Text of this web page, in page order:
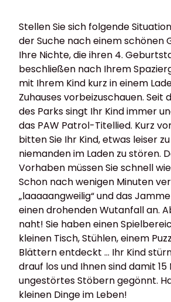
Stellen Sie sich folgende
der Suche nach einem schönen
Ihre Nichte, die ihren 4.
beschließen nach Ihrem
mit Ihrem Kind kurz in einem
Zuhauses vorbeizuschauen. Seit
des Parks singt Ihr Kind immer
das PAW Patrol-Titellied. Kurz
bitten Sie Ihr Kind, etwas leiser
niemanden im Laden zu stören.
Vorhaben müssen Sie schnell
Schon nach wenigen Minuten
„laaaaangweilig“ und das
einen drohenden Wutanfall an.
naht! Sie haben einen
kleinen Tisch, Stühlen, einem
Blättern entdeckt … Ihr Kind
drauf los und Ihnen sind damit 15
ungestörtes Stöbern gegönnt.
kleinen Dinge im Leben!